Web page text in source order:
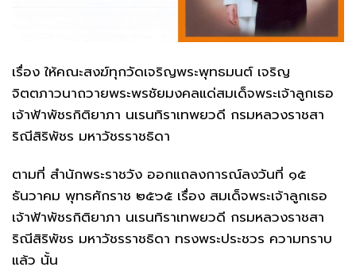
เรื่อง ให้คณะสงฆ์ทุกวัดเจริญพระพุทธมนต์ เจริญ
จิตตภาวนาถวายพระพรชัยมงคลแด่สมเด็จพระเจ้าลูกเธอ
เจ้าฟ้าพัชรกิติยาภา นเรนทิราเทพยวดี กรมหลวงราชสา
ริณีสิริพัชร มหาวัชรราชธิดา
ตามที่ สำนักพระราชวัง ออกแถลงการณ์ลงวันที่ ๑๕
ธันวาคม พุทธศักราช ๒๕๖๕ เรื่อง สมเด็จพระเจ้าลูกเธอ
เจ้าฟ้าพัชรกิติยาภา นเรนทิราเทพยวดี กรมหลวงราชสา
ริณีสิริพัชร มหาวัชรราชธิดา ทรงพระประชวร ความทราบ
แล้ว นั้น